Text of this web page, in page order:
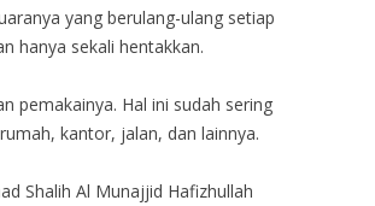
yang berulang-ulang setiap
hanya sekali hentakkan.
pemakainya. Hal ini sudah sering
kantor, jalan, dan lainnya.
Shalih Al Munajjid Hafizhullah